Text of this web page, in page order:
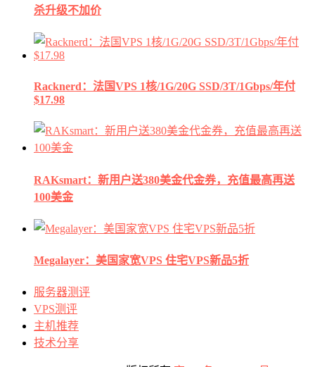
杀升级不加价
Racknerd：法国VPS 1核/1G/20G SSD/3T/1Gbps/年付
$17.98
RAKsmart：新用户送380美金代金券，充值最高再送
100美金
Megalayer：美国家宽VPS 住宅VPS新品5折
服务器测评
VPS测评
主机推荐
技术分享